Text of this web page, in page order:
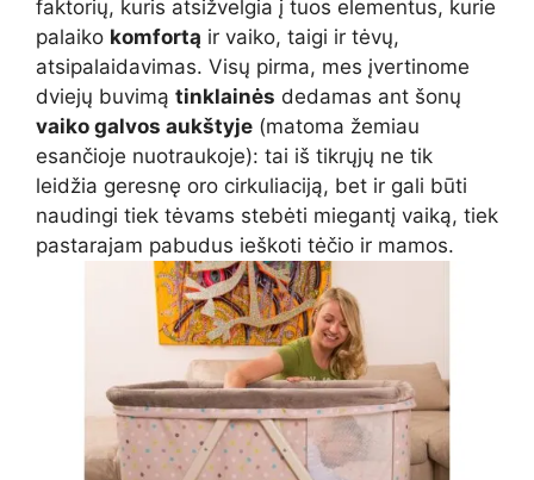
faktorių, kuris atsižvelgia į tuos elementus, kurie
palaiko komfortą ir vaiko, taigi ir tėvų,
atsipalaidavimas. Visų pirma, mes įvertinome
dviejų buvimą tinklainės dedamas ant šonų
vaiko galvos aukštyje (matoma žemiau
esančioje nuotraukoje): tai iš tikrųjų ne tik
leidžia geresnę oro cirkuliaciją, bet ir gali būti
naudingi tiek tėvams stebėti miegantį vaiką, tiek
pastarajam pabudus ieškoti tėčio ir mamos.